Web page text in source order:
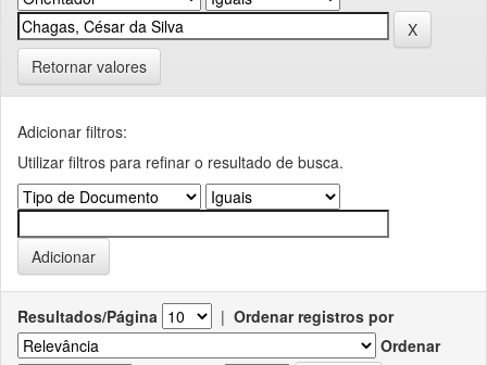
Retornar valores
Adicionar filtros:
Utilizar filtros para refinar o resultado de busca.
Resultados/Página | Ordenar registros por
Ordenar